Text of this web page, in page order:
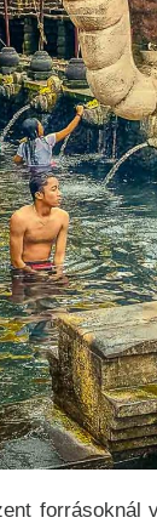
forrásoknál